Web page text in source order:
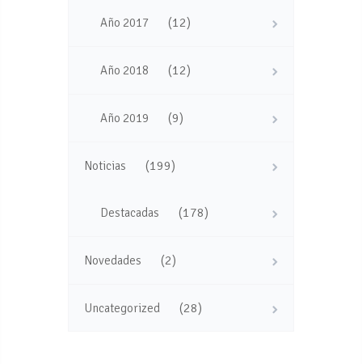
Año 2017 (12)
Año 2018 (12)
Año 2019 (9)
Noticias (199)
Destacadas (178)
Novedades (2)
Uncategorized (28)